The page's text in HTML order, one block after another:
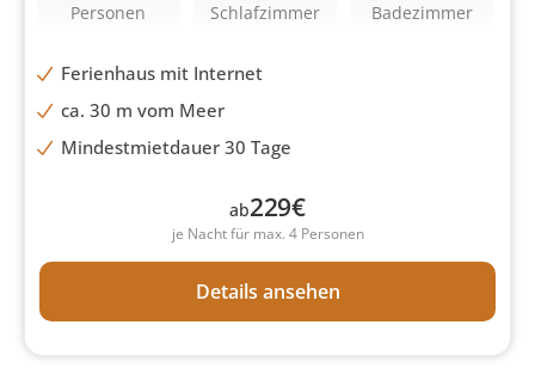
Personen Schlafzimmer Badezimmer
Ferienhaus mit Internet
ca. 30 m vom Meer
Mindestmietdauer 30 Tage
ab229€
je Nacht für max. 4 Personen
Details ansehen